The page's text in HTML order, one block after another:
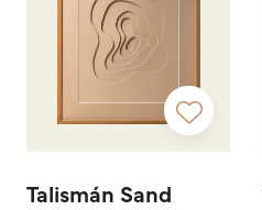
Talismán Sand